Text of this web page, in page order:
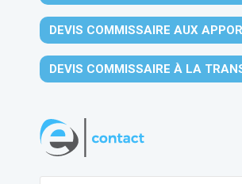
DEVIS COMMISSAIRE AUX
DEVIS COMMISSAIRE À LA